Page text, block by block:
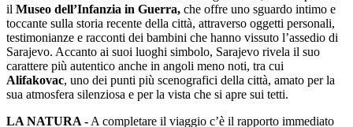
il Museo dell’Infanzia in Guerra, che offre uno sguardo intimo e
toccante sulla storia recente della città, attraverso oggetti personali,
testimonianze e racconti dei bambini che hanno vissuto l’assedio di
Sarajevo. Accanto ai suoi luoghi simbolo, Sarajevo rivela il suo
carattere più autentico anche in angoli meno noti, tra cui
Alifakovac, uno dei punti più scenografici della città, amato per la
sua atmosfera silenziosa e per la vista che si apre sui tetti.
LA NATURA - A completare il viaggio c’è il rapporto immediato